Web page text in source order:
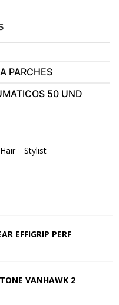
PARCHES
50 UND
Hair Stylist
EFFIGRIP PERF
VANHAWK 2